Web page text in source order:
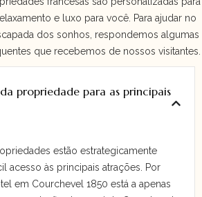
e luxo para você. Para ajudar no
dos sonhos, respondemos algumas
que recebemos de nossos visitantes.
propriedade para as principais
estão estrategicamente
acesso às principais atrações. Por
em Courchevel 1850 está a apenas